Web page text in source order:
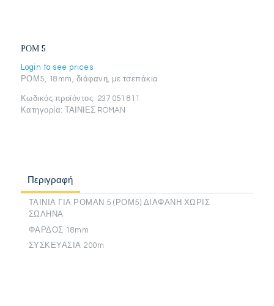
ΡΟΜ 5
Login to see prices
ΡΟΜ5, 18mm, διάφανη, με τσεπάκια
Κωδικός προϊόντος: 237 051 811
Κατηγορία:ΤΑΙΝΙΕΣ ROMAN
Περιγραφή
ΤΑΙΝΙΑ ΓΙΑ ΡΟΜΑΝ 5 (ΡΟΜ5) ΔΙΑΦΑΝΗ ΧΩΡΙΣ
ΣΩΛΗΝΑ
ΦΑΡΔΟΣ 18mm
ΣΥΣΚΕΥΑΣΙΑ 200m